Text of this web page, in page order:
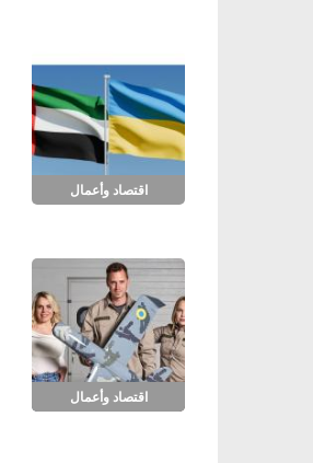
اقتصاد وأعمال
اقتصاد وأعمال